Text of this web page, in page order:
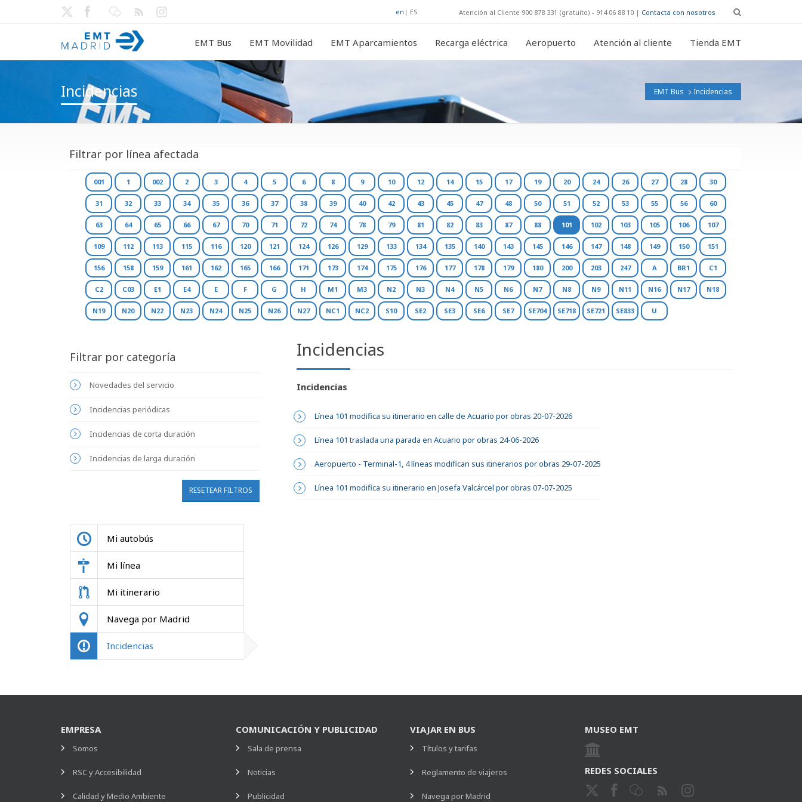
en | ES Atención al Cliente 900 878 331 (gratuito) - 914 06 88 10 | Contacta con nosotros
EMT Bus EMT Movilidad EMT Aparcamientos Recarga eléctrica Aeropuerto Atención al cliente Tienda EMT
Incidencias EMT Bus Incidencias
Filtrar por línea afectada
001 1 002 2 3 4 5 6 8 9 10 12 14 15 17 19 20 24 26 27 28 30
31 32 33 34 35 36 37 38 39 40 42 43 45 47 48 50 51 52 53 55 56 60
63 64 65 66 67 70 71 72 74 78 79 81 82 83 87 88 101 102 103 105 106 107
109 112 113 115 116 120 121 124 126 129 133 134 135 140 143 145 146 147 148 149 150 151
156 158 159 161 162 165 166 171 173 174 175 176 177 178 179 180 200 203 247 A BR1 C1
C2 C03 E1 E4 E F G H M1 M3 N2 N3 N4 N5 N6 N7 N8 N9 N11 N16 N17 N18
N19 N20 N22 N23 N24 N25 N26 N27 NC1 NC2 S10 SE2 SE3 SE6 SE7 SE704 SE718 SE721 SE833 U
Filtrar por categoría
Novedades del servicio
Incidencias periódicas
Incidencias de corta duración
Incidencias de larga duración
RESETEAR FILTROS
Mi autobús
Mi línea
Mi itinerario
Navega por Madrid
Incidencias
Incidencias
Incidencias
Línea 101 modifica su itinerario en calle de Acuario por obras 20-07-2026
Línea 101 traslada una parada en Acuario por obras 24-06-2026
Aeropuerto - Terminal-1, 4 líneas modifican sus itinerarios por obras 29-07-2025
Línea 101 modifica su itinerario en Josefa Valcárcel por obras 07-07-2025
EMPRESA
Somos
RSC y Accesibilidad
Calidad y Medio Ambiente
COMUNICACIÓN Y PUBLICIDAD
Sala de prensa
Noticias
Publicidad
VIAJAR EN BUS
Títulos y tarifas
Reglamento de viajeros
Navega por Madrid
MUSEO EMT
REDES SOCIALES